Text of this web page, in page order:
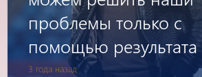
3 года назад
проблемы только с
помощью результата